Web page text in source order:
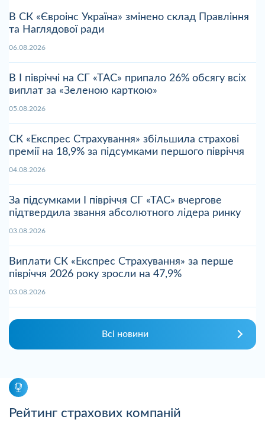
В СК «Євроінс Україна» змінено склад Правління
та Наглядової ради
06.08.2026
В І півріччі на СГ «ТАС» припало 26% обсягу всіх
виплат за «Зеленою карткою»
05.08.2026
СК «Експрес Страхування» збільшила страхові
премії на 18,9% за підсумками першого півріччя
04.08.2026
За підсумками І півріччя СГ «ТАС» вчергове
підтвердила звання абсолютного лідера ринку
03.08.2026
Виплати СК «Експрес Страхування» за перше
півріччя 2026 року зросли на 47,9%
03.08.2026
Всі новини
Рейтинг страхових компаній